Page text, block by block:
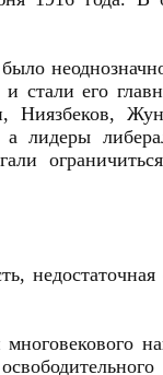
стали его
Ниязбеков,